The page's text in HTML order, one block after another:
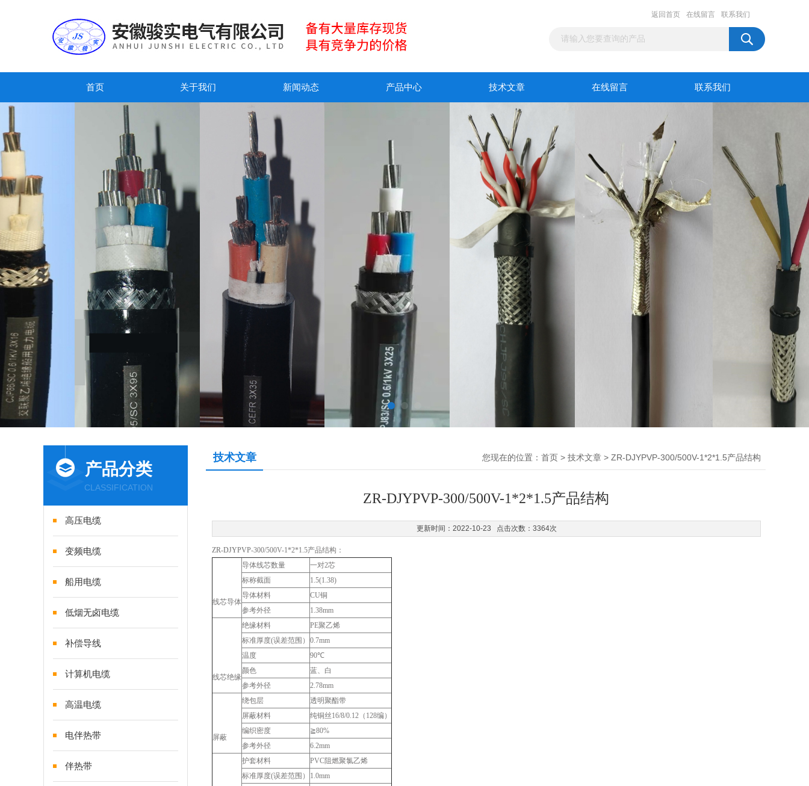
返回首页 在线留言 联系我们
首页 关于我们 新闻动态 产品中心 技术文章 在线留言 联系我们
产品分类
CLASSIFICATION
高压电缆
变频电缆
船用电缆
低烟无卤电缆
补偿导线
计算机电缆
高温电缆
电伴热带
伴热带
技术文章 您现在的位置： 首页 > 技术文章 > ZR-DJYPVP-300/500V-1*2*1.5产品结构
ZR-DJYPVP-300/500V-1*2*1.5产品结构
更新时间：2022-10-23 点击次数：3364次
ZR-DJYPVP-300/500V-1*2*1.5产品结构：
线芯导体
导体线芯数量
一对2芯
标称截面
1.5(1.38)
导体材料
CU铜
参考外径
1.38mm
线芯绝缘
绝缘材料
PE聚乙烯
标准厚度(误差范围） 0.7mm
温度
90℃
颜色
蓝、白
参考外径
2.78mm
屏蔽
绕包层
透明聚酯带
屏蔽材料
纯铜丝16/8/0.12（128编）
编织密度
≧80%
参考外径
6.2mm
护套材料
PVC阻燃聚氯乙烯
标准厚度(误差范围）
1.0mm